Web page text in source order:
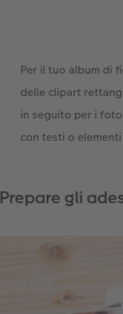
Per il tuo album di
delle clipart
in seguito per i
con testi o
Prepare gli